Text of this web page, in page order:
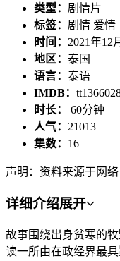
类型： 剧情片
标签： 剧情 爱情
时间： 2021年12
地区： 泰国
语言： 泰语
IMDB：
时长： 60分钟
人气： 21013
集数： 16
声明：资料来源于网
详细介绍展开
故事围绕出身贫寒的
读一所由在政经界最